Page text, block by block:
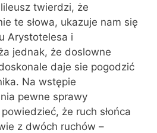
twierdzi, że
te słowa, ukazuje nam się
Arystotelesa i
jednak, że doslowne
daje sie pogodzić
Na wstępie
pewne sprawy
że ruch słońca
z dwóch ruchów –